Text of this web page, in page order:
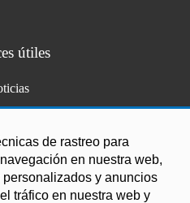
de rastreo para
en nuestra web,
y anuncios
tráfico en nuestra web y
útiles
asociaciones